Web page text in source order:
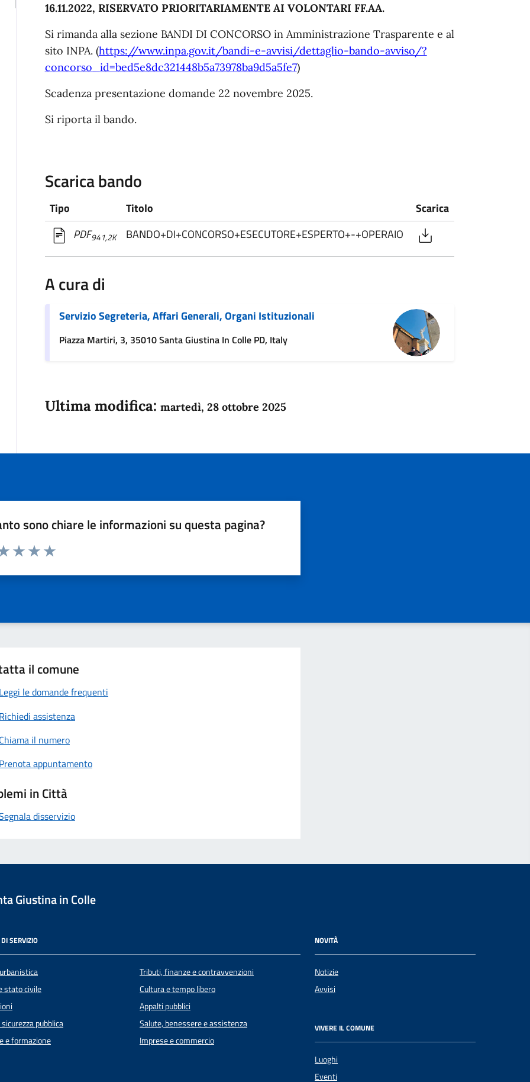
16.11.2022, RISERVATO PRIORITARIAMENTE AI VOLONTARI FF.AA.
Si rimanda alla sezione BANDI DI CONCORSO in Amministrazione Trasparente e al
sito INPA. (https://www.inpa.gov.it/bandi-e-avvisi/dettaglio-bando-avviso/?
concorso_id=bed5e8dc321448b5a73978ba9d5a5fe7)
Scadenza presentazione domande 22 novembre 2025.
Si riporta il bando.
Scarica bando
Tipo Titolo
Scarica
PDF941,2K BANDO+DI+CONCORSO+ESECUTORE+ESPERTO+-+OPERAIO
A cura di
Servizio Segreteria, Affari Generali, Organi Istituzionali
Piazza Martiri, 3, 35010 Santa Giustina In Colle PD, Italy
Ultima modifica: martedì, 28 ottobre 2025
sono chiare le informazioni su questa pagina?
1 a 5 stelle la pagina
il comune
Leggi le domande frequenti
Richiedi assistenza
Chiama il numero
Prenota appuntamento
in Città
disservizio
Giustina in Colle
SERVIZIO
stato civile
pubblica
e formazione
Tributi, finanze e contravvenzioni
Cultura e tempo libero
Appalti pubblici
Salute, benessere e assistenza
Imprese e commercio
NOVITÀ
Notizie
Avvisi
VIVERE IL COMUNE
Luoghi
Eventi